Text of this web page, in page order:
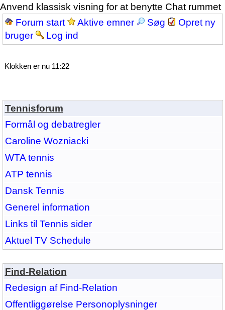
Anvend klassisk visning for at benytte Chat rummet
Forum start Aktive emner Søg
Opret ny
bruger
Log ind
Klokken er nu 11:22
Tennisforum
Formål og debatregler
Caroline Wozniacki
WTA tennis
ATP tennis
Dansk Tennis
Generel information
Links til Tennis sider
Aktuel TV Schedule
Find-Relation
Redesign af Find-Relation
Offentliggørelse Personoplysninger